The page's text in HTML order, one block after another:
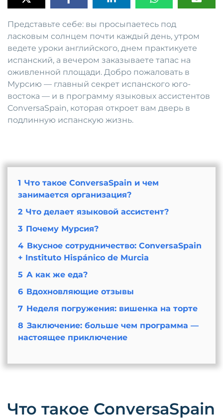
Представьте себе: вы просыпаетесь под
ласковым солнцем почти каждый день, утром
ведете уроки английского, днем практикуете
испанский, а вечером заказываете тапас на
оживленной площади. Добро пожаловать в
Мурсию — главный секрет испанского юго-
востока — и в программу языковых ассистентов
ConversaSpain, которая откроет вам дверь в
подлинную испанскую жизнь.
1 Что такое ConversaSpain и чем
занимается организация?
2 Что делает языковой ассистент?
3 Почему Мурсия?
4 Вкусное сотрудничество: ConversaSpain
+ Instituto Hispánico de Murcia
5 А как же еда?
6 Вдохновляющие отзывы
7 Неделя погружения: вишенка на торте
8 Заключение: больше чем программа —
настоящее приключение
Что такое ConversaSpain